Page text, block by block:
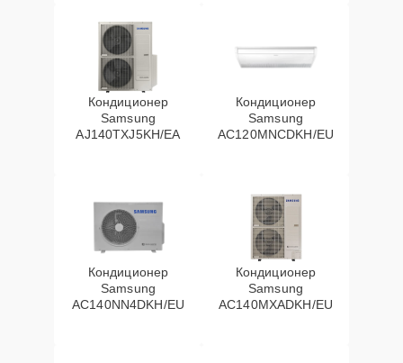
Кондиционер
Samsung
AJ140TXJ5KH/EA
Кондиционер
Samsung
AC120MNCDKH/EU
Кондиционер
Samsung
AC140NN4DKH/EU
Кондиционер
Samsung
AC140MXADKH/EU